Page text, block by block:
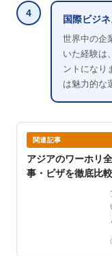
4
国際ビジ
世界中の企
いた経験は
ントになり
は魅力的な
関連記事
アジアのワーホリ
事・ビザを徹底比較